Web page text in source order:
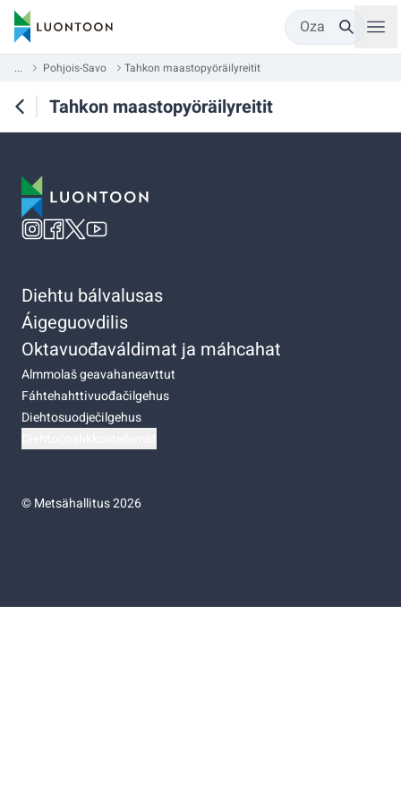
Oza
... Pohjois-Savo Tahkon maastopyöräilyreitit
Tahkon maastopyöräilyreitit
Diehtu bálvalusas
Áigeguovdilis
Oktavuođaváldimat ja máhcahat
Almmolaš geavahaneavttut
Fáhtehahttivuođačilgehus
Diehtosuodječilgehus
©Metsähallitus 2026